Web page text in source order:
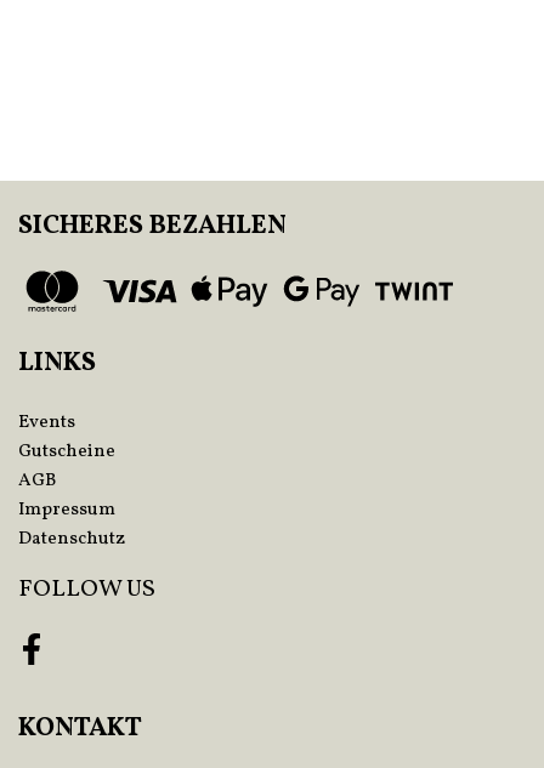
SICHERES BEZAHLEN
LINKS
Events
Gutscheine
AGB
Impressum
Datenschutz
FOLLOW US
Facebook
KONTAKT